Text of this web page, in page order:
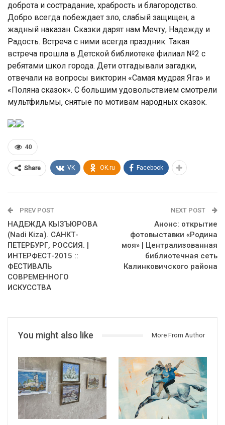
доброта и сострадание, храбрость и благородство.
Добро всегда побеждает зло, слабый защищен, а
жадный наказан. Сказки дарят нам Мечту, Надежду и
Радость. Встреча с ними всегда праздник. Такая
встреча прошла в Детской библиотеке филиал №2 с
ребятами школ города. Дети отгадывали загадки,
отвечали на вопросы викторин «Самая мудрая Яга» и
«Поляна сказок». С большим удовольствием смотрели
мультфильмы, снятые по мотивам народных сказок.
40
Share VK OK.ru Facebook
PREV POST
НАДЕЖДА КЫЗЪЮРОВА
(Nadi Kiza). САНКТ-
ПЕТЕРБУРГ, РОССИЯ. |
ИНТЕРФЕСТ-2015 ::
ФЕСТИВАЛЬ
СОВРЕМЕННОГО
ИСКУССТВА
NEXT POST
Анонс: открытие
фотовыставки «Родина
моя» | Централизованная
библиотечная сеть
Калинковичского района
You might also like More From Author